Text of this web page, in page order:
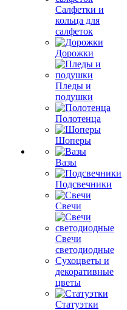
Салфетки и
кольца для
салфеток
Дорожки
Пледы и
подушки
Полотенца
Шоперы
Вазы
Подсвечники
Свечи
Свечи
светодиодные
Сухоцветы и
декоративные
цветы
Статуэтки